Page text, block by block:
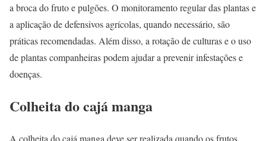
a broca do fruto e pulgões. O monitoramento regular das plantas e
a aplicação de defensivos agrícolas, quando necessário, são
práticas recomendadas. Além disso, a rotação de culturas e o uso
de plantas companheiras podem ajudar a prevenir infestações e
doenças.
Colheita do cajá manga